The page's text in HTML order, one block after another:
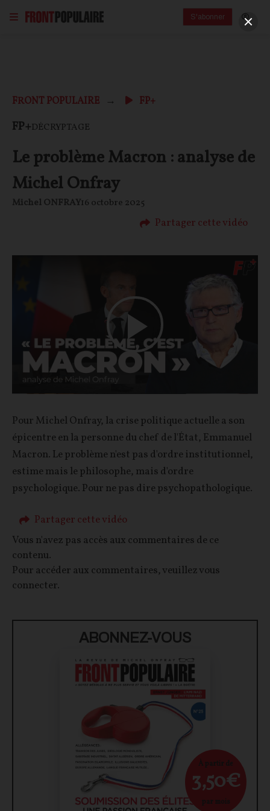
S'abonner
FRONT POPULAIRE FP+
FP+DÉCRYPTAGE
Le problème Macron : analyse de
Michel Onfray
Michel ONFRAY16 octobre 2025
Partager cette vidéo
Play
Video
Pour Michel Onfray, la crise politique actuelle a son
épicentre en la personne du chef de l'État, Emmanuel
Macron. Le problème n'est pas d'ordre institutionnel,
estime mais le philosophe, mais d'ordre
psychologique. Pour ne pas dire psychopathologique.
Partager cette vidéo
Vous n'avez pas accès aux commentaires de ce
contenu.
Pour accéder aux commentaires, veuillez vous
connecter.
ABONNEZ-VOUS
À partir de
3,50€
par mois